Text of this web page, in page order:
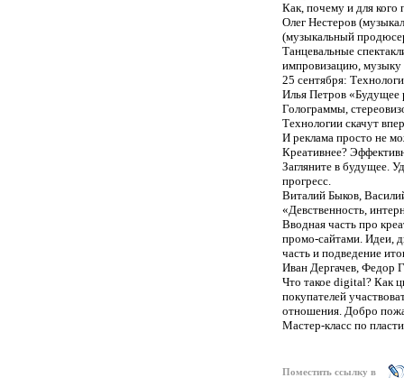
Как, почему и для кого
Олег Нестеров
(музыкальный
Танцевальные
импровизацию, музыку
25 сентября:
Илья Петров «Будущее
Голограммы,
Технологии скачут
И реклама просто не
Креативнее?
Загляните в будущее.
прогресс.
Виталий Быков,
«Девственность,
Вводная часть про
промо-сайтами. Идеи,
часть и подведение
Иван Дергачев, Федор
Что такое digital? Как
покупателей
отношения. Добро
Мастер-класс по
Поместить ссылку в